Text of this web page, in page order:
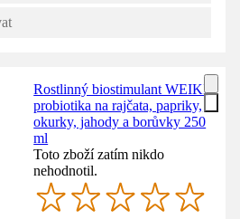
Rostlinný biostimulant WEIKI
probiotika na rajčata, papriky,
okurky, jahody a borůvky 250
ml
Toto zboží zatím nikdo
nehodnotil.